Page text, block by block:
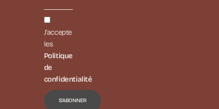
J'accepte
les
Politique
de
confidentialité